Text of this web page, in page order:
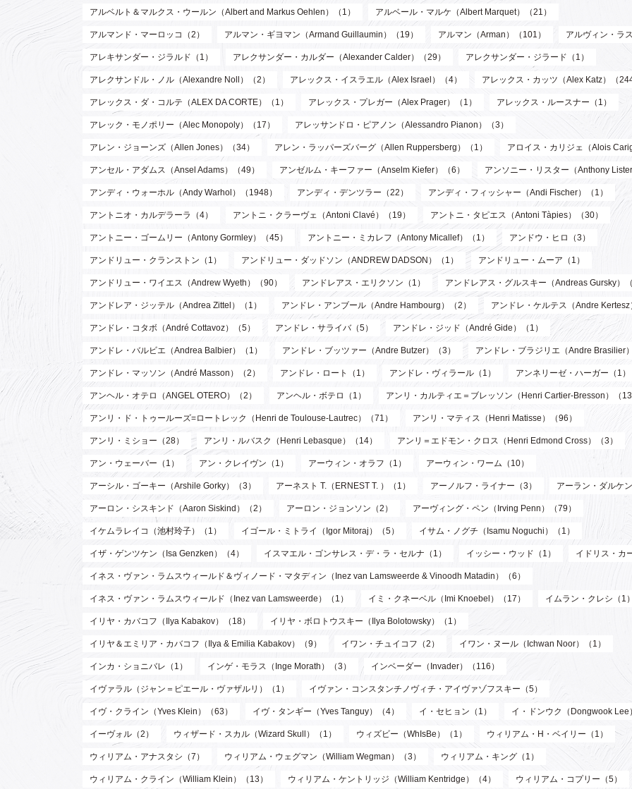
アルベルト＆マルクス・ウールン（Albert and Markus Oehlen）（1） アルベール・マルケ（Albert Marquet）（21）
アルマンド・マーロッコ（2） アルマン・ギヨマン（Armand Guillaumin）（19） アルマン（Arman）（101） アルヴィン・ラ
アレキサンダー・ジラルド（1） アレクサンダー・カルダー（Alexander Calder）（29） アレクサンダー・ジラード（1）
アレクサンドル・ノル（Alexandre Noll）（2） アレックス・イスラエル（Alex Israel）（4） アレックス・カッツ（Alex Katz）（
アレックス・ダ・コルテ（ALEX DA CORTE）（1） アレックス・プレガー（Alex Prager）（1） アレックス・ルースナー（1）
アレック・モノポリー（Alec Monopoly）（17） アレッサンドロ・ピアノン（Alessandro Pianon）（3）
アレン・ジョーンズ（Allen Jones）（34） アレン・ラッパーズバーグ（Allen Ruppersberg）（1） アロイス・カリジェ（Alois
アンセル・アダムス（Ansel Adams）（49） アンゼルム・キーファー（Anselm Kiefer）（6） アンソニー・リスター（Anthony
アンディ・ウォーホル（Andy Warhol）（1948） アンディ・デンツラー（22） アンディ・フィッシャー（Andi Fischer）（1）
アントニオ・カルデラーラ（4） アントニ・クラーヴェ（Antoni Clavé）（19） アントニ・タピエス（Antoni Tàpies）（30）
アントニー・ゴームリー（Antony Gormley）（45） アントニー・ミカレフ（Antony Micallef）（1） アンドウ・ヒロ（3）
アンドリュー・クランストン（1） アンドリュー・ダッドソン（ANDREW DADSON）（1） アンドリュー・ムーア（1）
アンドリュー・ワイエス（Andrew Wyeth）（90） アンドレアス・エリクソン（1） アンドレアス・グルスキー（Andreas Gursky）
アンドレア・ジッテル（Andrea Zittel）（1） アンドレ・アンブール（Andre Hambourg）（2） アンドレ・ケルテス（Andre
アンドレ・コタボ（André Cottavoz）（5） アンドレ・サライバ（5） アンドレ・ジッド（André Gide）（1）
アンドレ・バルビエ（Andrea Balbier）（1） アンドレ・ブッツァー（Andre Butzer）（3） アンドレ・ブラジリエ（Andre Brasilier
アンドレ・マッソン（André Masson）（2） アンドレ・ロート（1） アンドレ・ヴィラール（1） アンネリーゼ・ハーガー（1）
アンヘル・オテロ（ANGEL OTERO）（2） アンヘル・ボテロ（1） アンリ・カルティエ＝ブレッソン（Henri Cartier-Bresson）（
アンリ・ド・トゥールーズ=ロートレック（Henri de Toulouse-Lautrec）（71） アンリ・マティス（Henri Matisse）（96）
アンリ・ミショー（28） アンリ・ルバスク（Henri Lebasque）（14） アンリ＝エドモン・クロス（Henri Edmond Cross）（3）
アン・ウェーバー（1） アン・クレイヴン（1） アーウィン・オラフ（1） アーウィン・ワーム（10）
アーシル・ゴーキー（Arshile Gorky）（3） アーネスト T.（ERNEST T. ）（1） アーノルフ・ライナー（3） アーラン・ダルケ
アーロン・シスキンド（Aaron Siskind）（2） アーロン・ジョンソン（2） アーヴィング・ペン（Irving Penn）（79）
イケムラレイコ（池村玲子）（1） イゴール・ミトライ（Igor Mitoraj）（5） イサム・ノグチ（Isamu Noguchi）（1）
イザ・ゲンツケン（Isa Genzken）（4） イスマエル・ゴンサレス・デ・ラ・セルナ（1） イッシー・ウッド（1） イドリス・カ
イネス・ヴァン・ラムスウィールド＆ヴィノード・マタディン（Inez van Lamsweerde & Vinoodh Matadin）（6）
イネス・ヴァン・ラムスウィールド（Inez van Lamsweerde）（1） イミ・クネーベル（Imi Knoebel）（17） イムラン・クレシ（1
イリヤ・カバコフ（Ilya Kabakov）（18） イリヤ・ボロトウスキー（Ilya Bolotowsky）（1）
イリヤ＆エミリア・カバコフ（Ilya & Emilia Kabakov）（9） イワン・チュイコフ（2） イワン・ヌール（Ichwan Noor）（1）
インカ・ショニバレ（1） インゲ・モラス（Inge Morath）（3） インベーダー（Invader）（116）
イヴァラル（ジャン＝ピエール・ヴァザルリ）（1） イヴァン・コンスタンチノヴィチ・アイヴァゾフスキー（5）
イヴ・クライン（Yves Klein）（63） イヴ・タンギー（Yves Tanguy）（4） イ・セヒョン（1） イ・ドンウク（Dongwook Lee
イーヴォル（2） ウィザード・スカル（Wizard Skull）（1） ウィズビー（WhIsBe）（1） ウィリアム・H・ベイリー（1）
ウィリアム・アナスタシ（7） ウィリアム・ウェグマン（William Wegman）（3） ウィリアム・キング（1）
ウィリアム・クライン（William Klein）（13） ウィリアム・ケントリッジ（William Kentridge）（4） ウィリアム・コプリー（5）